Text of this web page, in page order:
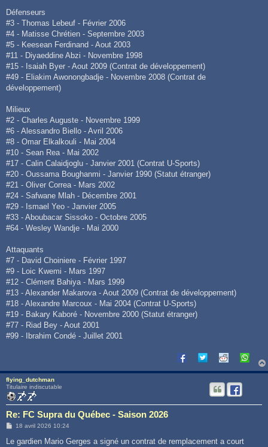
Défenseurs
#3 - Thomas Lebeuf - Février 2006
#4 - Matisse Chrétien - Septembre 2003
#5 - Keesean Ferdinand - Aout 2003
#11 - Diyaeddine Abzi - Novembre 1998
#15 - Isaiah Byer - Aout 2009 (Contrat de développement)
#49 - Eliakim Awonongbadje - Novembre 2008 (Contrat de
développement)
Milieux
#2 - Charles Auguste - Novembre 1999
#6 - Alessandro Biello - Avril 2006
#8 - Omar Elkalkouli - Mai 2004
#10 - Sean Rea - Mai 2002
#17 - Calin Calaidjoglu - Janvier 2001 (Contrat U-Sports)
#20 - Oussama Boughanmi - Janvier 1990 (Statut étranger)
#21 - Oliver Correa - Mars 2002
#24 - Safwane Mlah - Décembre 2001
#29 - Ismael Yeo - Janvier 2005
#33 - Aboubacar Sissoko - Octobre 2005
#64 - Wesley Wandje - Mai 2000
Attaquants
#7 - David Choiniere - Février 1997
#9 - Loic Kwemi - Mars 1997
#12 - Clément Bahiya - Mars 1999
#13 - Alexander Makarova - Aout 2009 (Contrat de développement)
#18 - Alexandre Marcoux - Mai 2004 (Contrat U-Sports)
#19 - Bakary Kaboré - Novembre 2000 (Statut étranger)
#77 - Riad Bey - Aout 2001
#99 - Ibrahim Condé - Juillet 2001
flying_dutchman
Titulaire indiscutable
Re: FC Supra du Québec - Saison 2026
M
s
18 avril 2026 10:24
Le gardien Mario Gerges a signé un contrat de remplacement a court